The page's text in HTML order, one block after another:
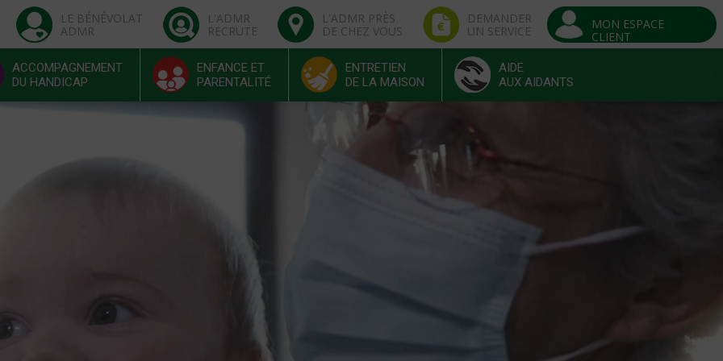
LE BÉNÉVOLAT
ADMR
L'ADMR
RECRUTE
L'ADMR PRÈS
DE CHEZ VOUS
DEMANDER
UN SERVICE
MON ESPACE
CLIENT
ACCOMPAGNEMENT
DU HANDICAP
ENFANCE ET
PARENTALITÉ
ENTRETIEN
DE LA MAISON
AIDE
AUX AIDANTS